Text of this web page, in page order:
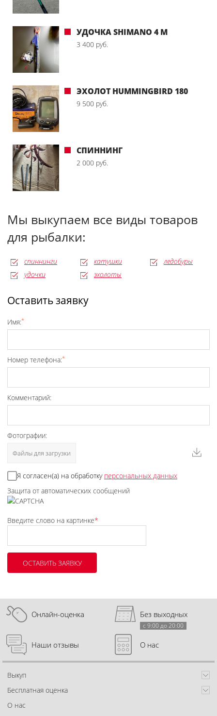
УДОЧКА SHIMANO 4 М
3 400 руб.
ЭХОЛОТ HUMMINGBIRD 180
9 500 руб.
СПИННИНГ
2 000 руб.
Мы выкупаем все виды товаров
для рыбалки:
спиннинги
удочки
катушки
эхолоты
ледобуры
Оставить заявку
Имя:*
Номер телефона:*
Комментарий:
Фотографии:
Файлы для загрузки
Я согласен(а) на обработку персональных данных
Защита от автоматических сообщений
Введите слово на картинке*
Онлайн-оценка Без выходных
с 9:00 до 20:00
Наши отзывы О нас
Выкуп
Бесплатная оценка
О нас